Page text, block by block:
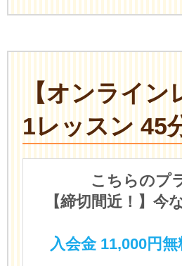
【オンライ
1レッスン 45
こちらのプ
【締切間近！】
入会金 11,000円